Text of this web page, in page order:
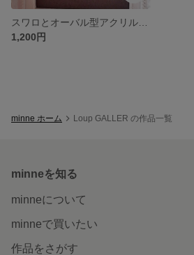
1,200円
minne ホーム Loup GALLER の作品一覧
minneを知る
minneについて
minneで買いたい
作品をさがす